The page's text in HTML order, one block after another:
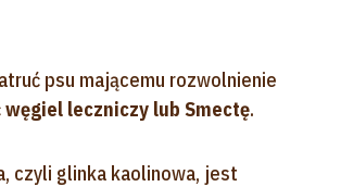
psu mającemu rozwolnienie
węgiel leczniczy lub Smectę.
czyli glinka kaolinowa, jest